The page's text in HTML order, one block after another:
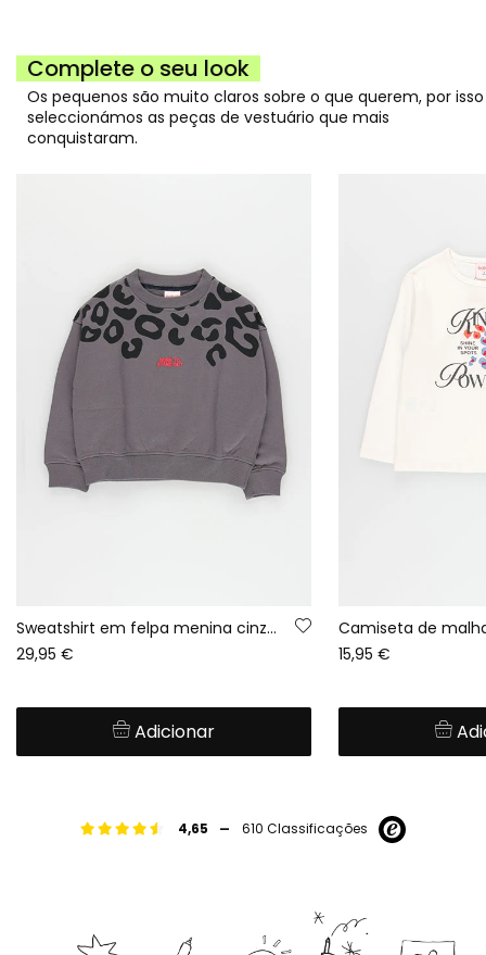
Complete o seu look
Os pequenos são muito claros sobre o que querem, por isso
seleccionámos as peças de vestuário que mais
conquistaram.
Sweatshirt em felpa menina cinza estampado leopardo
29,95 €
Adicionar
15,95 €
4,65 - 610 Classificações